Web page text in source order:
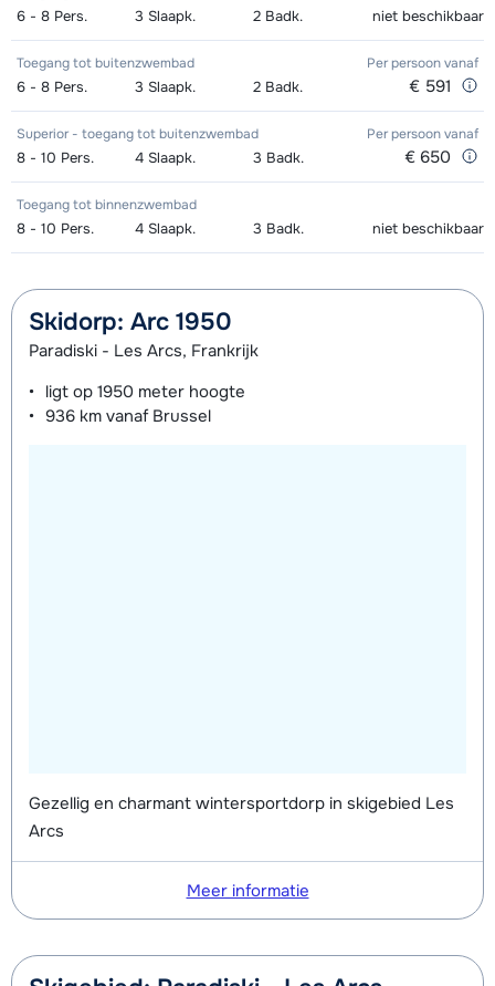
dagen)
van week
Zilver (Evolution) Ski's + Schoenen +
Stokken (8 dagen)
van week
Zilver (Evolution) Ski's + Stokken (8
dagen)
afhankelijk
van week
Zilver (Evolution) Schoenen (8
dagen)
van week
Toekomst (Espoir) Schoenen (8
dagen)
afhankelijk
van week
Mini Kid Ski's + Stokken + Schoenen
afhankelijk
Mini Kid Ski's + Stokken (8 dagen)
afhankelijk
van week
Mini Kid Schoenen (8 dagen)
afhankelijk
6 - 8 Pers. 3 Slaapk. 2 Badk. niet beschikbaar
Toegang tot buitenzwembad Per persoonvanaf
6 - 8 Pers. 3 Slaapk. 2 Badk. € 591
Superior - toegang tot buitenzwembad Per persoonvanaf
8 - 10 Pers. 4 Slaapk. 3 Badk. € 650
Toegang tot binnenzwembad
8 - 10 Pers. 4 Slaapk. 3 Badk. niet beschikbaar
Skidorp: Arc 1950
Paradiski - Les Arcs, Frankrijk
ligt op 1950 meter hoogte
936 km vanaf Brussel
Gezellig en charmant wintersportdorp in skigebied Les
Arcs
Meer informatie